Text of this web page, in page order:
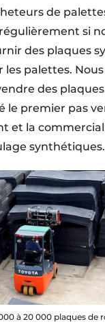
de
si
des plaques
les palettes.
des
le premier pas
et la
synthétiques.
000 à 20 000 plaques de